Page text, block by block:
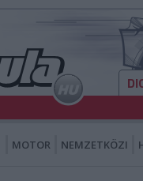
MOTOR NEMZETKÖZI